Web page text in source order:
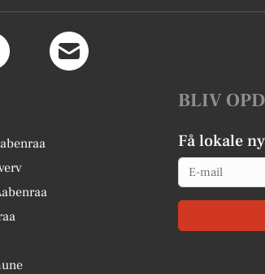
BLIV
Få lokale
Email